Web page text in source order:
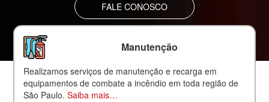
FALE CONOSCO
Manutenção
Realizamos serviços de manutenção e recarga em
equipamentos de combate a incêndio em toda região de
São Paulo.Saiba mais…